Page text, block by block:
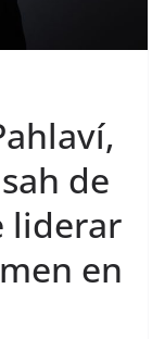
de
liderar
en